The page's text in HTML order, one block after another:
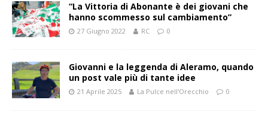
“La Vittoria di Abonante è dei giovani che
hanno scommesso sul cambiamento”
27 Giugno 2022 RC 0
Giovanni e la leggenda di Aleramo, quando
un post vale più di tante idee
21 Aprile 2025 La Pulce nell'Orecchio 0